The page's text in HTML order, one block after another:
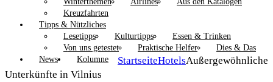
Kreuzfahrten
Tipps & Nützliches
Lesetipps
Kulturtipps
Essen & Trinken
Von uns getestet
Praktische Helfer
Dies & Das
News
Kolumne StartseiteHotelsAußergewöhnliche
Unterkünfte in Vilnius